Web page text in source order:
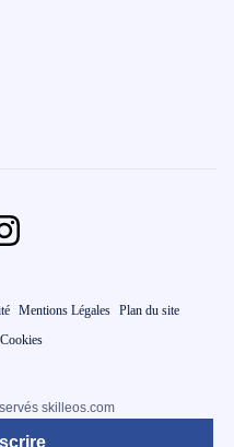
Mentions Légales Plan du site
skilleos.com